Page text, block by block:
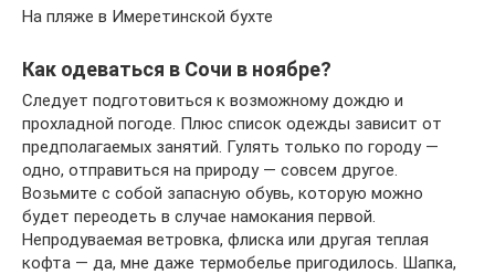
На пляже в Имеретинской бухте
Как одеваться в Сочи в ноябре?
Следует подготовиться к возможному дождю и
прохладной погоде. Плюс список одежды зависит от
предполагаемых занятий. Гулять только по городу —
одно, отправиться на природу — совсем другое.
Возьмите с собой запасную обувь, которую можно
будет переодеть в случае намокания первой.
Непродуваемая ветровка, флиска или другая теплая
кофта — да, мне даже термобелье пригодилось. Шапка,